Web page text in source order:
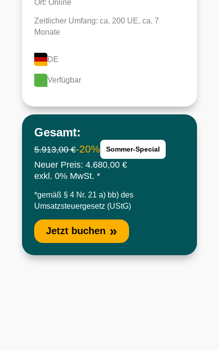
Ort: Online
Zeitlicher Umfang: ca. 200 UE, ca. 7
Monate
DE
Verfügbar
Gesamt:
5.913,00 € 20 Sommer-Special
Neuer Preis: 4.680,00 €
exkl. 0% MwSt. *
*gemäß § 4 Nr. 21 a) bb) des
Umsatzsteuergesetz (UStG)
Jetzt buchen